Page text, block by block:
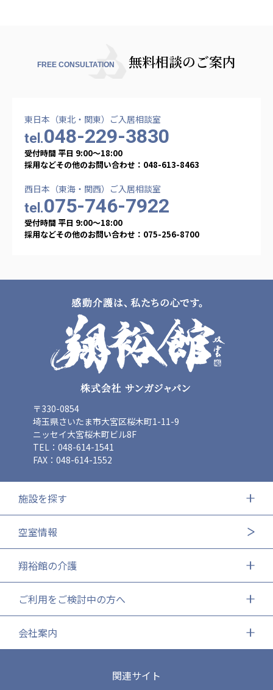
FREE CONSULTATION 無料相談のご案内
東日本（東北・関東）ご入居相談室
tel.048-229-3830
受付時間 平日 9:00〜18:00
採用などその他のお問い合わせ：048-613-8463
西日本（東海・関西）ご入居相談室
tel.075-746-7922
受付時間 平日 9:00〜18:00
採用などその他のお問い合わせ：075-256-8700
〒330-0854
埼玉県さいたま市大宮区桜木町1-11-9
ニッセイ大宮桜木町ビル8F
TEL：048-614-1541
FAX：048-614-1552
施設を探す
空室情報
翔裕館の介護
ご利用をご検討中の方へ
会社案内
関連サイト